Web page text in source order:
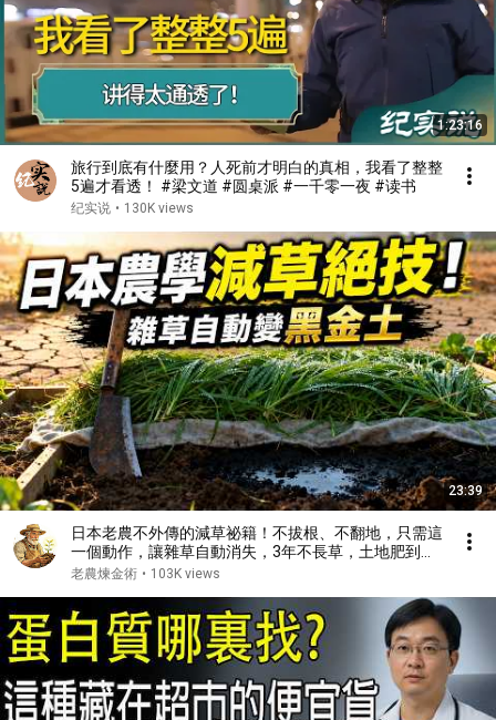
1:23:16
旅行到底有什麼用？人死前才明白的真相，我看了整整
5遍才看透！ #梁文道 #圆桌派 #一千零一夜 #读书
纪实说 • 130K views
23:39
日本老農不外傳的減草祕籍！不拔根、不翻地，只需這
一個動作，讓雜草自動消失，3年不長草，土地肥到流
油，徹底解放你的雙手！
老農煉金術 • 103K views